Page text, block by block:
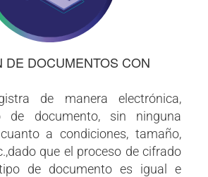
DE DOCUMENTOS CON
de manera electrónica,
de documento, sin ninguna
a condiciones, tamaño,
que el proceso de cifrado
de documento es igual e